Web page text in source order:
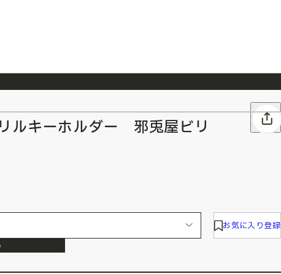
7/23 『ONE PIECE magazine 021 ONE PIECEカード付き同梱版』発売延期のご案内
ルキーホルダー 邪兎屋ビリ
お気に入り登録